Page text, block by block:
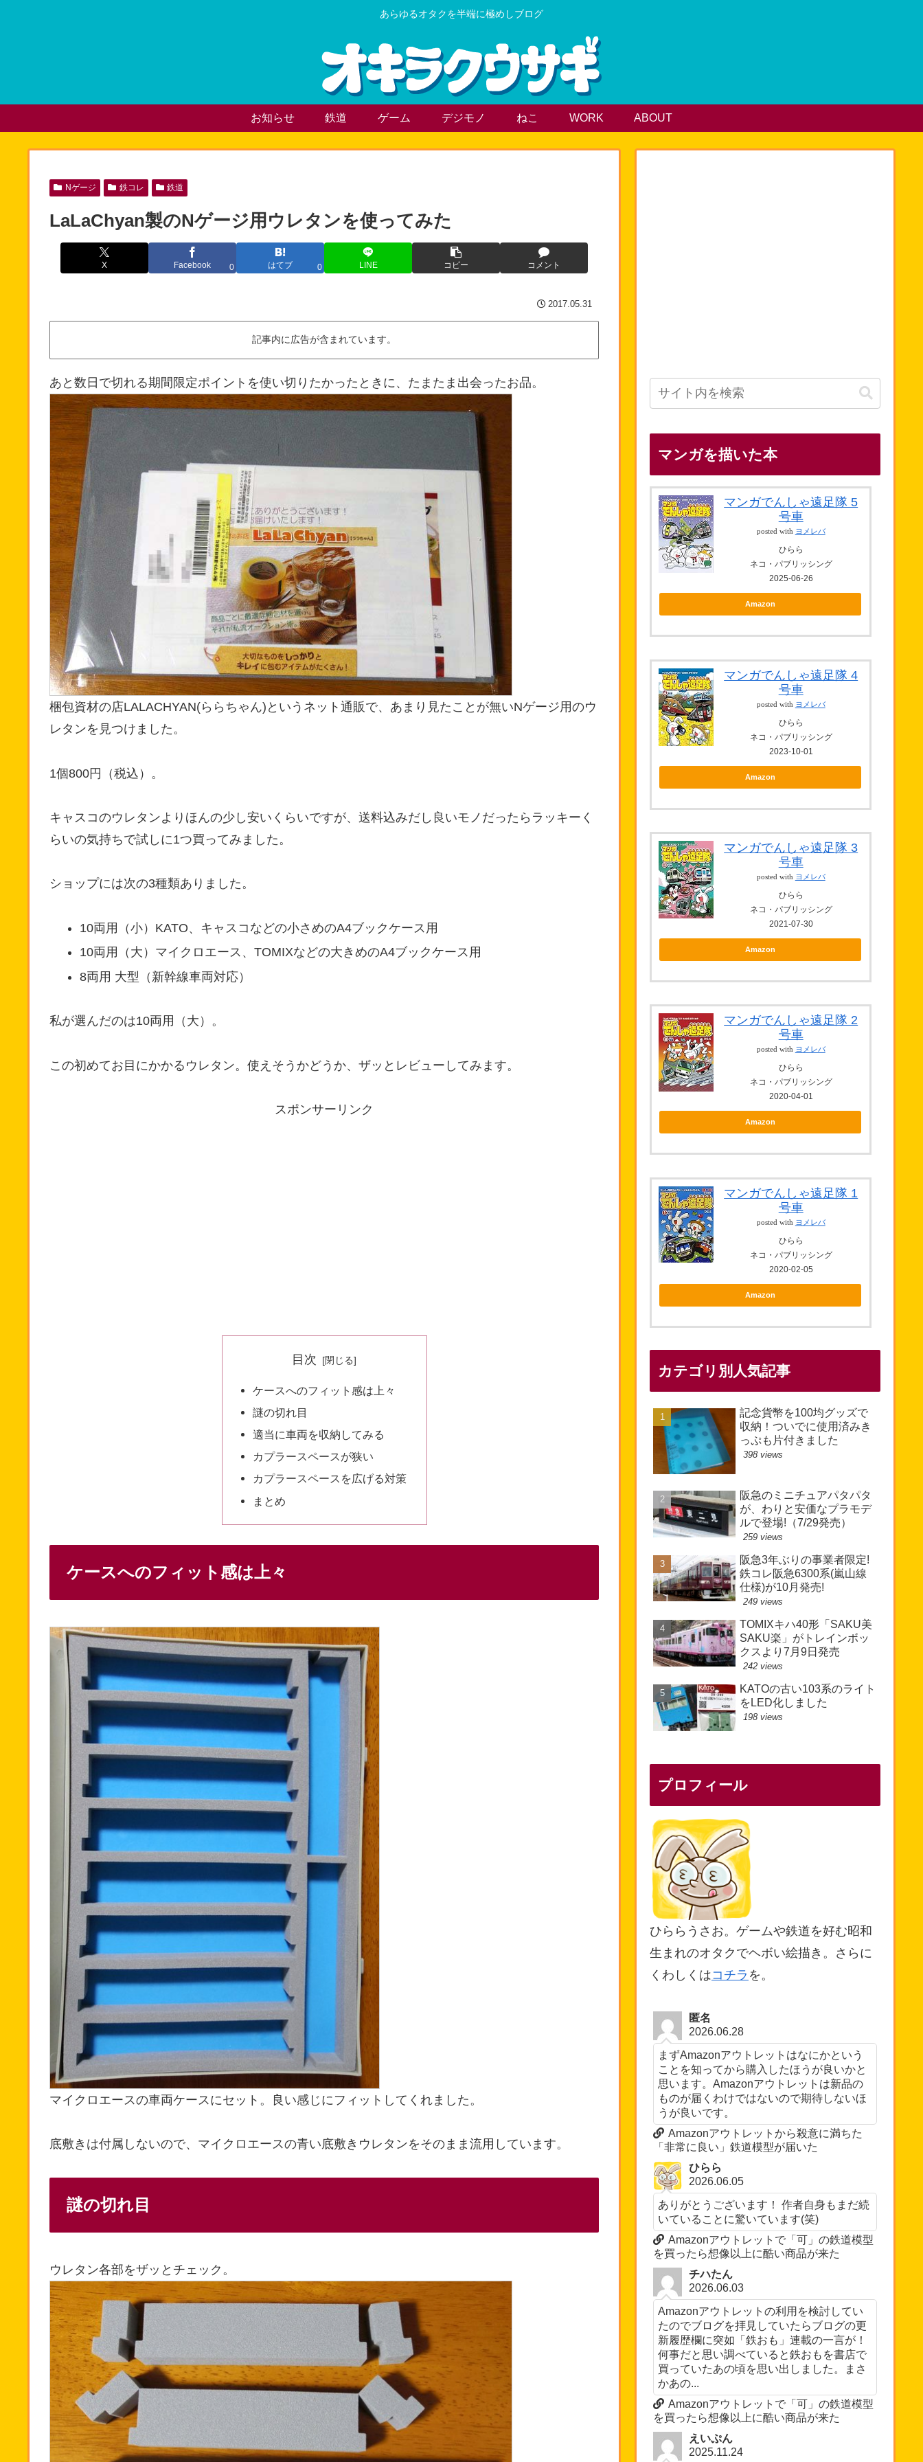
あらゆるオタクを半端に極めしブログ
お知らせ 鉄道 ゲーム デジモノ ねこ WORK ABOUT
Nゲージ 鉄コレ 鉄道
LaLaChyan製のNゲージ用ウレタンを使ってみた
X Facebook 0 はてブ 0 LINE コピー コメント
2017.05.31
記事内に広告が含まれています。
あと数日で切れる期間限定ポイントを使い切りたかったときに、たまたま出会ったお品。
梱包資材の店LALACHYAN(ららちゃん)というネット通販で、あまり見たことが無いNゲージ用のウ
レタンを見つけました。
1個800円（税込）。
キャスコのウレタンよりほんの少し安いくらいですが、送料込みだし良いモノだったらラッキーく
らいの気持ちで試しに1つ買ってみました。
ショップには次の3種類ありました。
10両用（小）KATO、キャスコなどの小さめのA4ブックケース用
10両用（大）マイクロエース、TOMIXなどの大きめのA4ブックケース用
8両用 大型（新幹線車両対応）
私が選んだのは10両用（大）。
この初めてお目にかかるウレタン。使えそうかどうか、ザッとレビューしてみます。
スポンサーリンク
目次
ケースへのフィット感は上々
謎の切れ目
適当に車両を収納してみる
カプラースペースが狭い
カプラースペースを広げる対策
まとめ
ケースへのフィット感は上々
マイクロエースの車両ケースにセット。良い感じにフィットしてくれました。
底敷きは付属しないので、マイクロエースの青い底敷きウレタンをそのまま流用しています。
謎の切れ目
ウレタン各部をザッとチェック。
マンガを描いた本
マンガでんしゃ遠足隊 5
号車
posted with ヨメレバ
ひらら
ネコ・パブリッシング
2025-06-26
Amazon
マンガでんしゃ遠足隊 4
号車
posted with ヨメレバ
ひらら
ネコ・パブリッシング
2023-10-01
Amazon
マンガでんしゃ遠足隊 3
号車
posted with ヨメレバ
ひらら
ネコ・パブリッシング
2021-07-30
Amazon
マンガでんしゃ遠足隊 2
号車
posted with ヨメレバ
ひらら
ネコ・パブリッシング
2020-04-01
Amazon
マンガでんしゃ遠足隊 1
号車
posted with ヨメレバ
ひらら
ネコ・パブリッシング
2020-02-05
Amazon
カテゴリ別人気記事
記念貨幣を100均グッズで
収納！ついでに使用済みき
っぷも片付きました
398 views
阪急のミニチュアパタパタ
が、わりと安価なプラモデ
ルで登場!（7/29発売）
259 views
阪急3年ぶりの事業者限定!
鉄コレ阪急6300系(嵐山線
仕様)が10月発売!
249 views
TOMIXキハ40形「SAKU美
SAKU楽」がトレインボッ
クスより7月9日発売
242 views
KATOの古い103系のライト
をLED化しました
198 views
プロフィール
ひららうさお。ゲームや鉄道を好む昭和
生まれのオタクでヘボい絵描き。さらに
くわしくはコチラ を。
匿名
2026.06.28
まずAmazonアウトレットはなにかという
ことを知ってから購入したほうが良いかと
思います。Amazonアウトレットは新品の
ものが届くわけではないので期待しないほ
うが良いです。
Amazonアウトレットから殺意に満ちた
「非常に良い」鉄道模型が届いた
ひらら
2026.06.05
ありがとうございます！ 作者自身もまだ続
いていることに驚いています(笑)
Amazonアウトレットで「可」の鉄道模型
を買ったら想像以上に酷い商品が来た
チハたん
2026.06.03
Amazonアウトレットの利用を検討してい
たのでブログを拝見していたらブログの更
新履歴欄に突如「鉄おも」連載の一言が！
何事だと思い調べていると鉄おもを書店で
買っていたあの頃を思い出しました。まさ
かあの...
Amazonアウトレットで「可」の鉄道模型
を買ったら想像以上に酷い商品が来た
えいぷん
2025.11.24